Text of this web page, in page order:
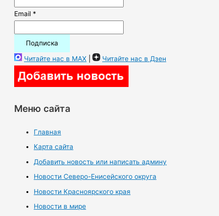
Email *
Читайте нас в MAX | Читайте нас в Дзен
Меню сайта
Главная
Карта сайта
Добавить новость или написать админу
Новости Северо-Енисейского округа
Новости Красноярского края
Новости в мире